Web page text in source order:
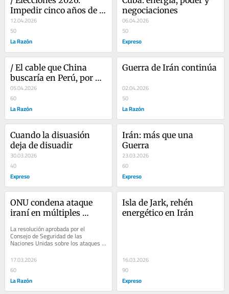
Impedir cinco años de
mal gobierno, por Berit
Knudsen
12.04.2026
50
La Razón
negociaciones
06.04.2026
50
Expreso
/ El cable que China
buscaría en Perú, por
Berit Knudsen
05.04.2026
60
La Razón
Guerra de Irán continúa
02.04.2026
50
La Razón
Cuando la disuasión
deja de disuadir
30.03.2026
40
Expreso
Irán: más que una
Guerra
23.03.2026
60
Expreso
ONU condena ataque
iraní en múltiples
La resolución aprobada por el
Consejo de Seguridad de las
Naciones Unidas sobre los ataques
iraníes contra múltiples países de
Oriente Medio tiene...
17.03.2026
60
La Razón
Isla de Jark, rehén
energético en Irán
16.03.2026
90
Expreso